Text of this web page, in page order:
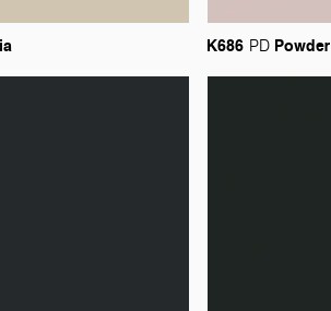
K686 PD Powder